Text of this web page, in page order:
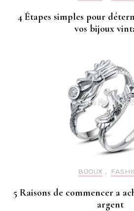
4 Étapes simples pour
vos bijoux
BIJOUX ,
5 Raisons de commencer a
argent